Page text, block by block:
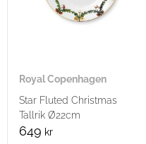
Royal Copenhagen
Star Fluted Christmas
Tallrik Ø22cm
649 kr